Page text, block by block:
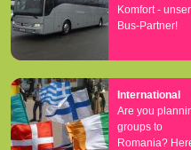
Komfort -
Bus-Partner!
International
Are you
groups to
Romania?